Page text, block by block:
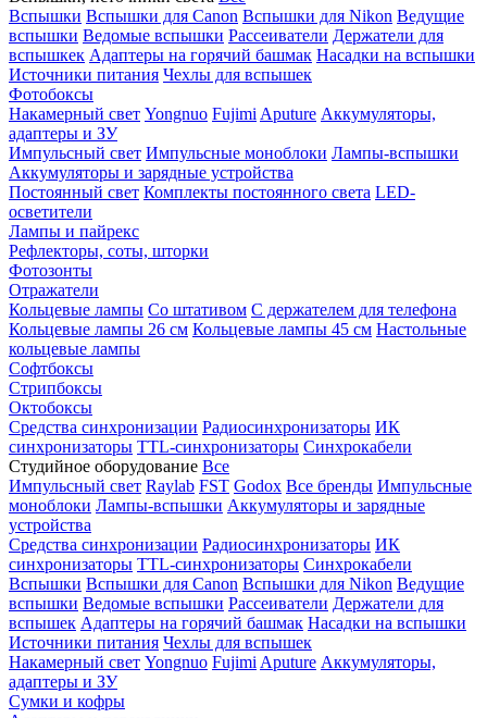
Вспышки Вспышки для Canon Вспышки для Nikon Ведущие
вспышки Ведомые вспышки Рассеиватели Держатели для
вспышкек Адаптеры на горячий башмак Насадки на вспышки
Источники питания Чехлы для вспышек
Фотобоксы
Накамерный свет Yongnuo Fujimi Aputure Аккумуляторы,
адаптеры и ЗУ
Импульсный свет Импульсные моноблоки Лампы-вспышки
Аккумуляторы и зарядные устройства
Постоянный свет Комплекты постоянного света LED-
осветители
Лампы и пайрекс
Рефлекторы, соты, шторки
Фотозонты
Отражатели
Кольцевые лампы Со штативом С держателем для телефона
Кольцевые лампы 26 см Кольцевые лампы 45 см Настольные
кольцевые лампы
Софтбоксы
Стрипбоксы
Октобоксы
Средства синхронизации Радиосинхронизаторы ИК
синхронизаторы TTL-синхронизаторы Синхрокабели
Студийное оборудование Все
Импульсный свет Raylab FST Godox Все бренды Импульсные
моноблоки Лампы-вспышки Аккумуляторы и зарядные
устройства
Средства синхронизации Радиосинхронизаторы ИК
синхронизаторы TTL-синхронизаторы Синхрокабели
Вспышки Вспышки для Canon Вспышки для Nikon Ведущие
вспышки Ведомые вспышки Рассеиватели Держатели для
вспышек Адаптеры на горячий башмак Насадки на вспышки
Источники питания Чехлы для вспышек
Накамерный свет Yongnuo Fujimi Aputure Аккумуляторы,
адаптеры и ЗУ
Сумки и кофры